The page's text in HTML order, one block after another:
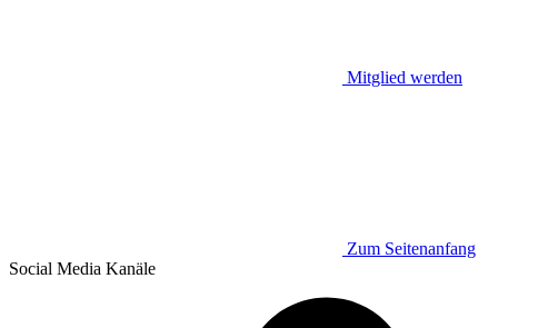
Mitglied werden
Zum Seitenanfang
Social Media Kanäle